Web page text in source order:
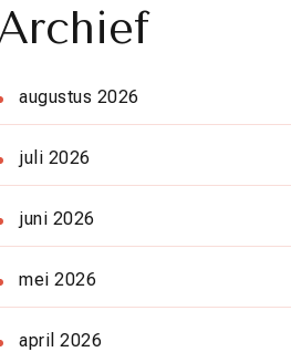
augustus 2026
juli 2026
juni 2026
mei 2026
april 2026